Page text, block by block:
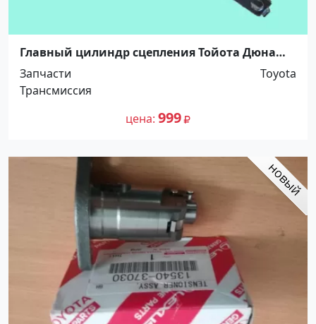
Главный цилиндр сцепления Тойота Дюна
YU210. Распродажа! До -100%! Краснодар
Запчасти
Toyota
Трансмиссия
цена 999